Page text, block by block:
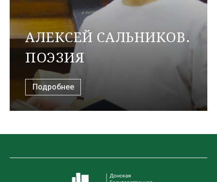
АЛЕКСЕЙ САЛЬНИКОВ.
ПОЭЗИЯ
Подробнее